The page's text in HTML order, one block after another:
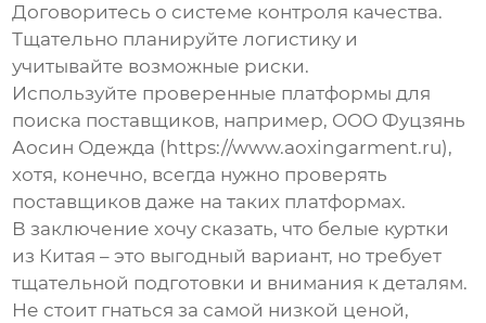
Договоритесь о системе контроля качества.
Тщательно планируйте логистику и
учитывайте возможные риски.
Используйте проверенные платформы для
поиска поставщиков, например, ООО Фуцзянь
Аосин Одежда (https://www.aoxingarment.ru),
хотя, конечно, всегда нужно проверять
поставщиков даже на таких платформах.
В заключение хочу сказать, что белые куртки
из Китая – это выгодный вариант, но требует
тщательной подготовки и внимания к деталям.
Не стоит гнаться за самой низкой ценой,